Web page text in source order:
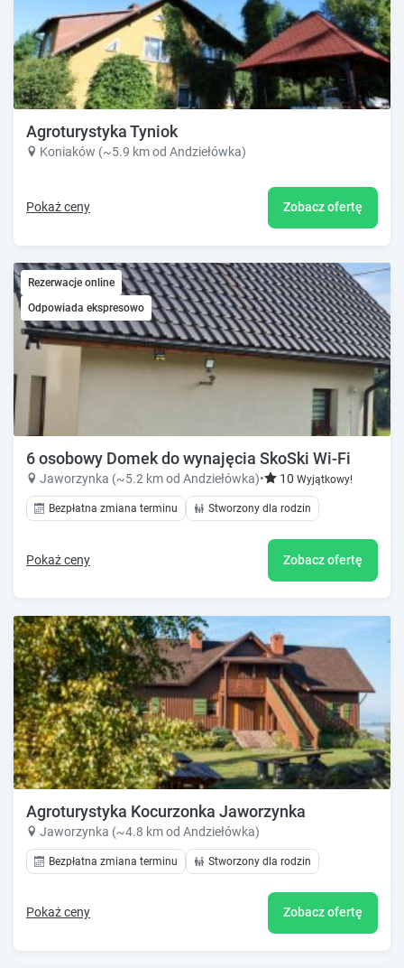
Agroturystyka Tyniok
Koniaków (~5.9 km od Andziełówka)
Pokaż ceny Zobacz ofertę
Rezerwacje online
Odpowiada ekspresowo
6 osobowy Domek do wynajęcia SkoSki Wi-Fi
Jaworzynka (~5.2 km od Andziełówka)• 10 Wyjątkowy!
Bezpłatna zmiana terminu Stworzony dla rodzin
Pokaż ceny Zobacz ofertę
Agroturystyka Kocurzonka Jaworzynka
Jaworzynka (~4.8 km od Andziełówka)
Bezpłatna zmiana terminu Stworzony dla rodzin
Pokaż ceny Zobacz ofertę